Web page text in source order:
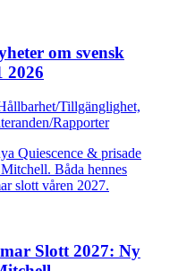
om svensk
2026
Tillgänglighet,
Rapporter
Slott 2027: Ny